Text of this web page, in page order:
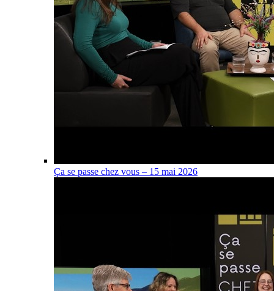
Ça se passe chez vous – 15 mai 2026